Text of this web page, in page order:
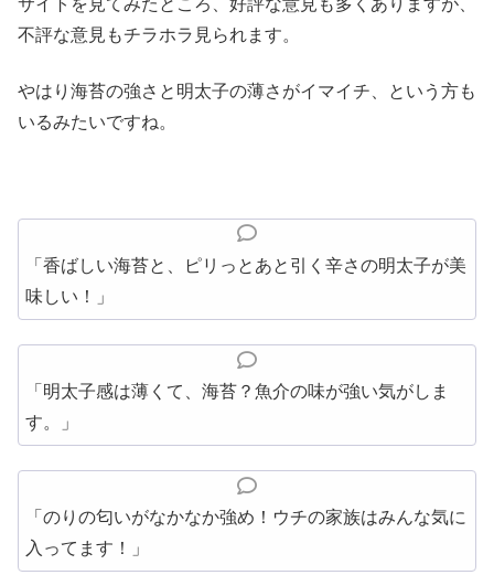
サイトを見てみたところ、好評な意見も多くありますが、
不評な意見もチラホラ見られます。
やはり海苔の強さと明太子の薄さがイマイチ、という方も
いるみたいですね。
「香ばしい海苔と、ピリっとあと引く辛さの明太子が美
味しい！」
「明太子感は薄くて、海苔？魚介の味が強い気がしま
す。」
「のりの匂いがなかなか強め！ウチの家族はみんな気に
入ってます！」